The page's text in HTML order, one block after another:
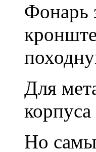
Фонарь
Для
Но